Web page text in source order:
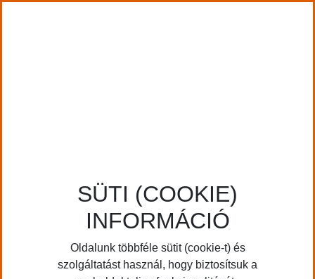
SÜTI (COOKIE)
INFORMÁCIÓ
Oldalunk többféle sütit (cookie-t) és
szolgáltatást használ, hogy biztosítsuk a